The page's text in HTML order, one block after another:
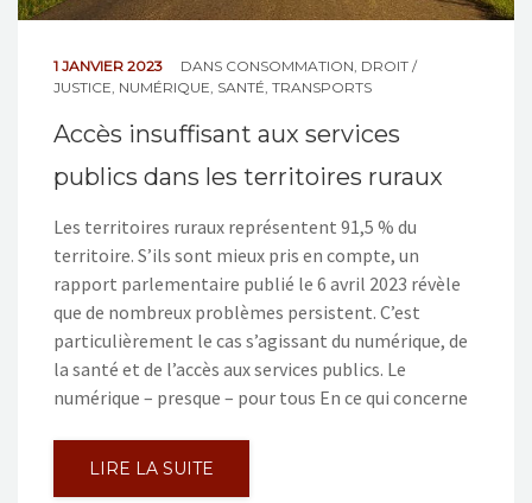
1 JANVIER 2023 DANS CONSOMMATION DROIT /
JUSTICE NUMÉRIQUE SANTÉ TRANSPORTS
Accès insuffisant aux services
publics dans les territoires ruraux
Les territoires ruraux représentent 91,5 % du
territoire. S’ils sont mieux pris en compte, un
rapport parlementaire publié le 6 avril 2023 révèle
que de nombreux problèmes persistent. C’est
particulièrement le cas s’agissant du numérique, de
la santé et de l’accès aux services publics. Le
numérique – presque – pour tous En ce qui concerne
LIRE LA SUITE